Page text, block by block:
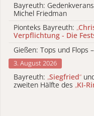
Bayreuth:
Michel Friedman
Pionteks Bayreuth: „
Verpflichtung - Die
Gießen: Tops und Flops –
3. August 2026
Bayreuth: „Siegfried“
zweiten Hälfte des „KI-